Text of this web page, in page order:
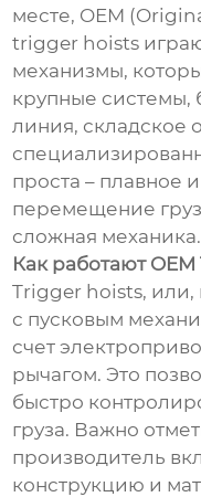
месте, OEM
trigger hoists
механизмы,
крупные системы,
линия, складское
проста – плавное
перемещение
сложная механика.
Как работают
Trigger hoists, или,
с пусковым
счет
рычагом. Это
быстро
груза. Важно
производитель
конструкцию и